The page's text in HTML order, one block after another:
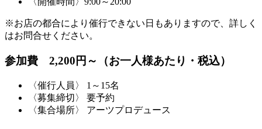
※お店の都合により催行できない日もありますので、詳しく
はお問合せください。
参加費 2,200円～（お一人様あたり・税込）
〈催行人員〉 1～15名
〈募集締切〉 要予約
〈集合場所〉 アーツプロデュース